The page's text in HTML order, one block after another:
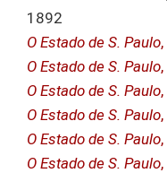
1892
O Estado de S. Paulo
O Estado de S. Paulo
O Estado de S. Paulo
O Estado de S. Paulo
O Estado de S. Paulo
O Estado de S. Paulo